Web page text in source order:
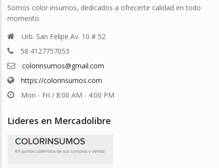
Somos color insumos, dedicados a ofrecerte calidad en todo
momento.
Urb. San Felipe Av. 10 # 52
58 4127757053
colorinsumos@gmail.com
https://colorinsumos.com
Mon - Fri / 8:00 AM - 4:00 PM
Lideres en Mercadolibre